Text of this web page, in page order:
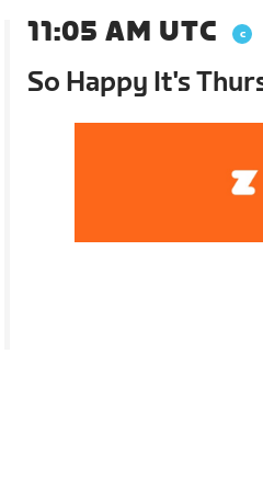
11:05 AM UTC
So Happy It's